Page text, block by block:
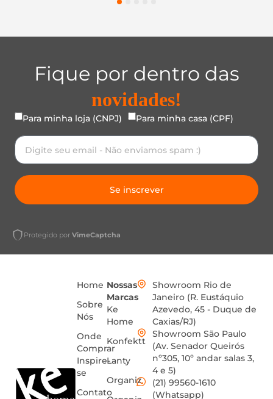
45
Fique por dentro das
novidades!
Para minha loja (CNPJ) Para minha casa (CPF)
Se inscrever
Protegido por VimeCaptcha
Home
Sobre
Nós
Onde
Comprar
Inspire-
se
Contato
Nossas
Marcas
Ke
Home
Konfektt
Lanty
Organiz
Showroom Rio de
Janeiro (R. Eustáquio
Azevedo, 45 - Duque de
Caxias/RJ)
Showroom São Paulo
(Av. Senador Queirós
nº305, 10º andar salas 3,
4 e 5)
(21) 99560-1610
(Whatsapp)